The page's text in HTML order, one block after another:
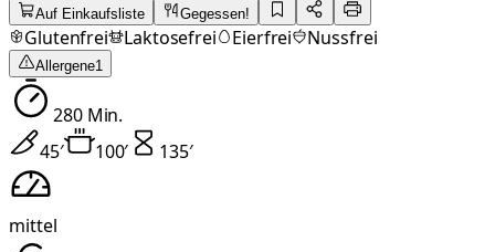
Auf Einkaufsliste Gegessen!
Glutenfrei Laktosefrei Eierfrei Nussfrei
Allergene1
280Min.
45′ 100′ 135′
mittel